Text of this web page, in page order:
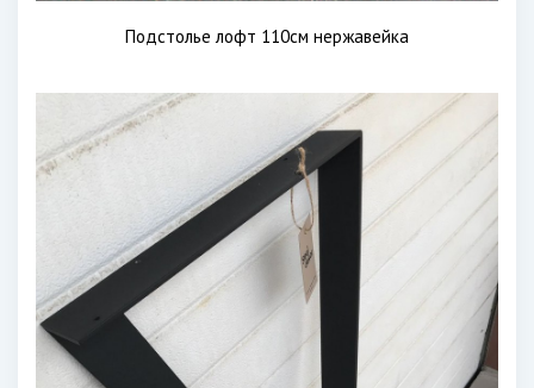
Подстолье лофт 110см нержавейка